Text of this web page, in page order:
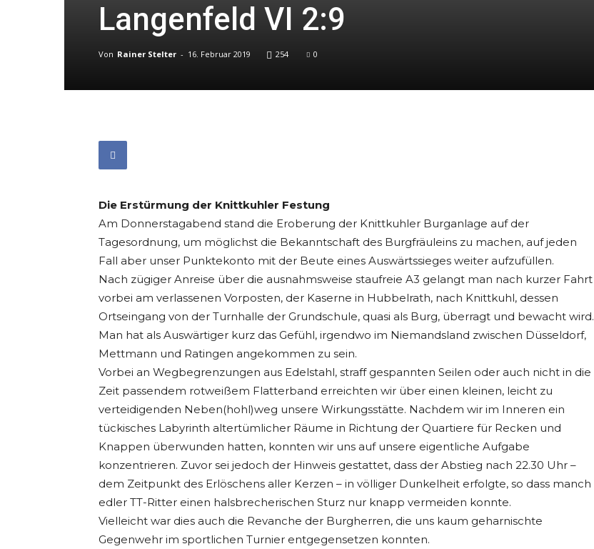
Langenfeld VI 2:9
Von Rainer Stelter - 16. Februar 2019 254 0
Die Erstürmung der Knittkuhler Festung
Am Donnerstagabend stand die Eroberung der Knittkuhler Burganlage auf der
Tagesordnung, um möglichst die Bekanntschaft des Burgfräuleins zu machen, auf jeden
Fall aber unser Punktekonto mit der Beute eines Auswärtssieges weiter aufzufüllen.
Nach zügiger Anreise über die ausnahmsweise staufreie A3 gelangt man nach kurzer Fahrt
vorbei am verlassenen Vorposten, der Kaserne in Hubbelrath, nach Knittkuhl, dessen
Ortseingang von der Turnhalle der Grundschule, quasi als Burg, überragt und bewacht wird.
Man hat als Auswärtiger kurz das Gefühl, irgendwo im Niemandsland zwischen Düsseldorf,
Mettmann und Ratingen angekommen zu sein.
Vorbei an Wegbegrenzungen aus Edelstahl, straff gespannten Seilen oder auch nicht in die
Zeit passendem rotweißem Flatterband erreichten wir über einen kleinen, leicht zu
verteidigenden Neben(hohl)weg unsere Wirkungsstätte. Nachdem wir im Inneren ein
tückisches Labyrinth altertümlicher Räume in Richtung der Quartiere für Recken und
Knappen überwunden hatten, konnten wir uns auf unsere eigentliche Aufgabe
konzentrieren. Zuvor sei jedoch der Hinweis gestattet, dass der Abstieg nach 22.30 Uhr –
dem Zeitpunkt des Erlöschens aller Kerzen – in völliger Dunkelheit erfolgte, so dass manch
edler TT-Ritter einen halsbrecherischen Sturz nur knapp vermeiden konnte.
Vielleicht war dies auch die Revanche der Burgherren, die uns kaum geharnischte
Gegenwehr im sportlichen Turnier entgegensetzen konnten.